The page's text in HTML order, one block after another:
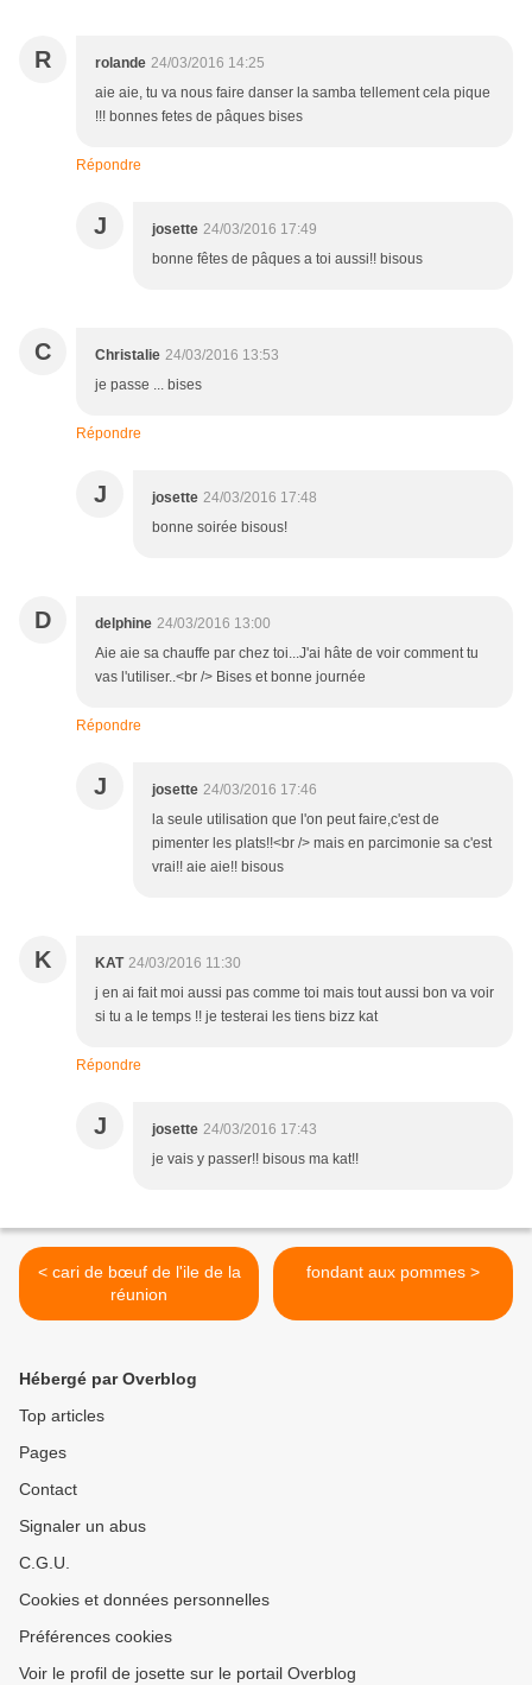
R rolande 24/03/2016 14:25
aie aie, tu va nous faire danser la samba tellement cela pique
!!! bonnes fetes de pâques bises
Répondre
J josette 24/03/2016 17:49
bonne fêtes de pâques a toi aussi!! bisous
C Christalie 24/03/2016 13:53
je passe ... bises
Répondre
J josette 24/03/2016 17:48
bonne soirée bisous!
D delphine 24/03/2016 13:00
Aie aie sa chauffe par chez toi...J'ai hâte de voir comment tu
vas l'utiliser..<br /> Bises et bonne journée
Répondre
J josette 24/03/2016 17:46
la seule utilisation que l'on peut faire,c'est de
pimenter les plats!!<br /> mais en parcimonie sa c'est
vrai!! aie aie!! bisous
K KAT 24/03/2016 11:30
j en ai fait moi aussi pas comme toi mais tout aussi bon va voir
si tu a le temps !! je testerai les tiens bizz kat
Répondre
J josette 24/03/2016 17:43
je vais y passer!! bisous ma kat!!
< cari de bœuf de l'ile de la
réunion
fondant aux pommes >
Hébergé par Overblog
Top articles
Pages
Contact
Signaler un abus
C.G.U.
Cookies et données personnelles
Préférences cookies
Voir le profil de josette sur le portail Overblog